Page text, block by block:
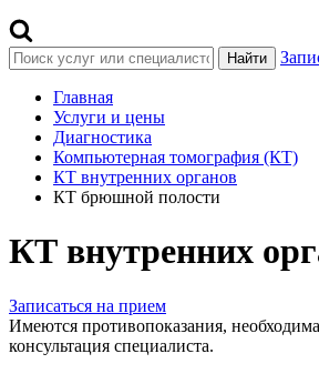
Найти
Главная
Услуги и цены
Диагностика
Компьютерная томография (КТ)
КТ внутренних органов
КТ брюшной полости
КТ внутренних
Записаться на прием
Имеются противопоказания, необходима
консультация специалиста.